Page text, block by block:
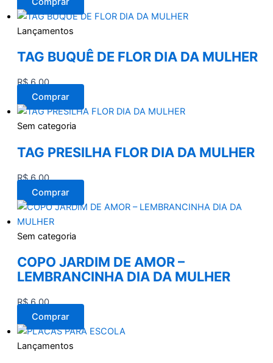
Lançamentos
TAG BUQUÊ DE FLOR DIA DA MULHER
R$6,00
Comprar
Sem categoria
TAG PRESILHA FLOR DIA DA MULHER
R$6,00
Comprar
Sem categoria
COPO JARDIM DE AMOR –
LEMBRANCINHA DIA DA MULHER
R$6,00
Comprar
Lançamentos